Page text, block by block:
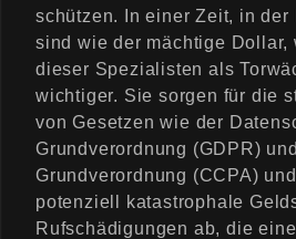
schützen. In einer Zeit, in der
sind wie der mächtige Dollar,
dieser Spezialisten als
wichtiger. Sie sorgen für die
von Gesetzen wie der
Grundverordnung (GDPR)
Grundverordnung (CCPA)
potenziell katastrophale
Rufschädigungen ab, die